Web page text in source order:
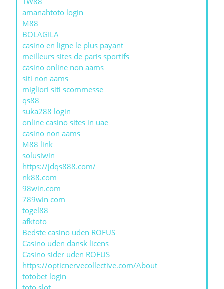
amanahtoto login
M88
BOLAGILA
casino en ligne le plus payant
meilleurs sites de paris sportifs
casino online non aams
siti non aams
migliori siti scommesse
qs88
suka288 login
online casino sites in uae
casino non aams
M88 link
solusiwin
https://jdqs888.com/
nk88.com
98win.com
789win com
togel88
afktoto
Bedste casino uden ROFUS
Casino uden dansk licens
Casino sider uden ROFUS
https://opticnervecollective.com/About
totobet login